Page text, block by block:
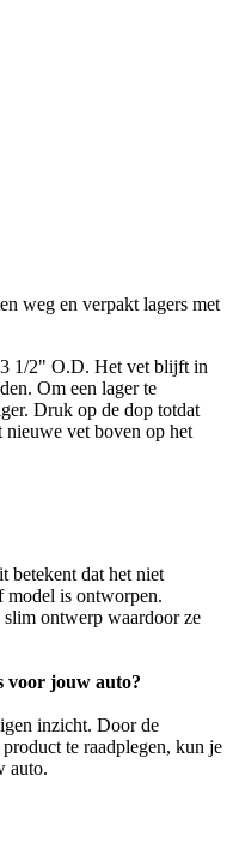
weg en verpakt lagers met
1/2" O.D. Het vet blijft in
Om een lager te
Druk op de dop totdat
vet boven op het
betekent dat het niet
model is ontworpen.
ontwerp waardoor ze
voor jouw auto?
inzicht. Door de
te raadplegen, kun je
auto.